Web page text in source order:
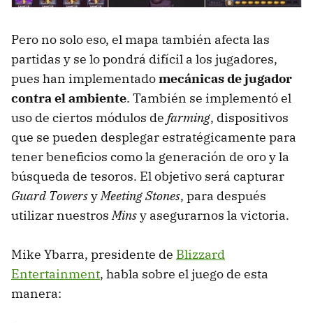
Pero no solo eso, el mapa también afecta las
partidas y se lo pondrá difícil a los jugadores,
pues han implementadomecánicas de jugador
contra el ambiente. También se implementó el
uso de ciertos módulos de farming, dispositivos
que se pueden desplegar estratégicamente para
tener beneficios como la generación de oro y la
búsqueda de tesoros. El objetivo será capturar
Guard TowersyMeeting Stones, para después
utilizar nuestrosMinsy asegurarnos la victoria.
Mike Ybarra, presidente de Blizzard
Entertainment, habla sobre el juego de esta
manera: